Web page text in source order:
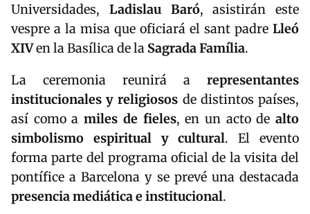
Universidades, Ladislau Baró, asistirán este
vespre a la misa que oficiará el sant padre Lleó
XIVen la Basílica de la Sagrada Família.
La ceremonia reunirá a representantes
institucionales y religiosos de distintos países,
así como amiles de fieles, en un acto dealto
simbolismo espiritual y cultural. El evento
forma parte del programa oficial de la visita del
pontífice a Barcelona y se prevé una destacada
presencia mediática e institucional.